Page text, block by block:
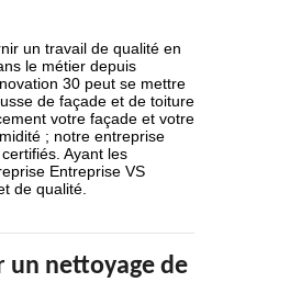
un travail de qualité en
le métier depuis
30 peut se mettre
de façade et de toiture
votre façade et votre
; notre entreprise
Ayant les
Entreprise VS
de qualité.
un nettoyage de